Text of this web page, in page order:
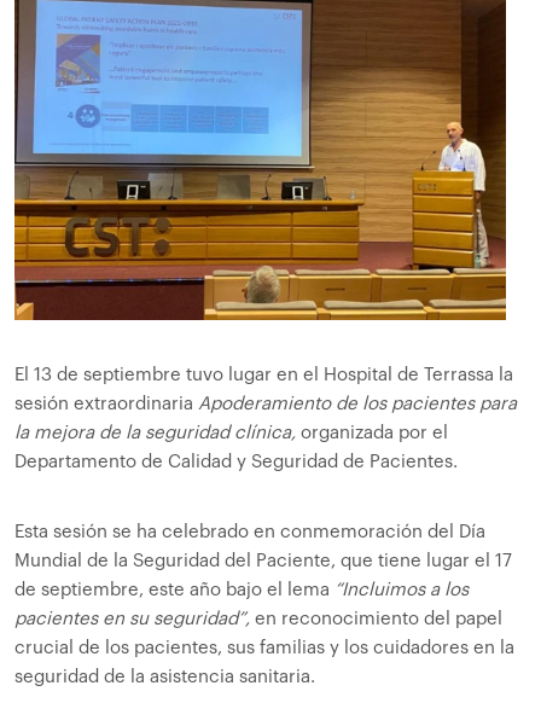
El 13 de septiembre tuvo lugar en el Hospital de Terrassa la
sesión extraordinaria Apoderamiento de los pacientes para
la mejora de la seguridad clínica, organizada por el
Departamento de Calidad y Seguridad de Pacientes.
Esta sesión se ha celebrado en conmemoración del Día
Mundial de la Seguridad del Paciente, que tiene lugar el 17
de septiembre, este año bajo el lema “Incluimos a los
pacientes en su seguridad”, en reconocimiento del papel
crucial de los pacientes, sus familias y los cuidadores en la
seguridad de la asistencia sanitaria.